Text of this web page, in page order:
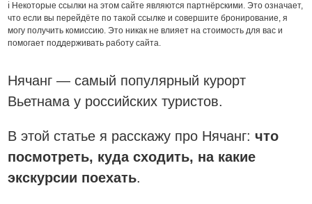
ℹ️ Некоторые ссылки на этом сайте являются партнёрскими. Это означает,
что если вы перейдёте по такой ссылке и совершите бронирование, я
могу получить комиссию. Это никак не влияет на стоимость для вас и
помогает поддерживать работу сайта.
Нячанг — самый популярный курорт
Вьетнама у российских туристов.
В этой статье я расскажу про Нячанг:что
посмотреть, куда сходить, на какие
экскурсии поехать.